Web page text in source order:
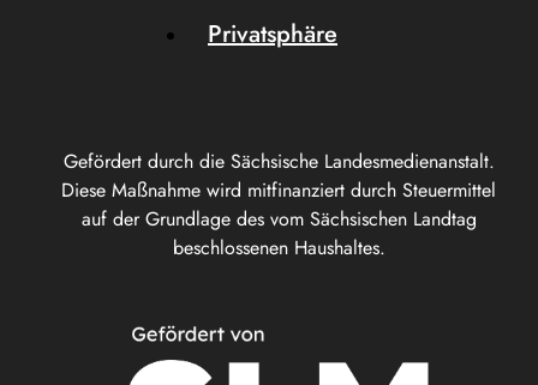
Gefördert durch die Sächsische Landesmedienanstalt.
Diese Maßnahme wird mitfinanziert durch Steuermittel
auf der Grundlage des vom Sächsischen Landtag
beschlossenen Haushaltes.
Privatsphäre